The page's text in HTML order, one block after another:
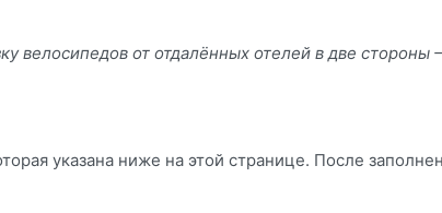
велосипедов от отдалённых отелей в две стороны
указана ниже на этой странице. После